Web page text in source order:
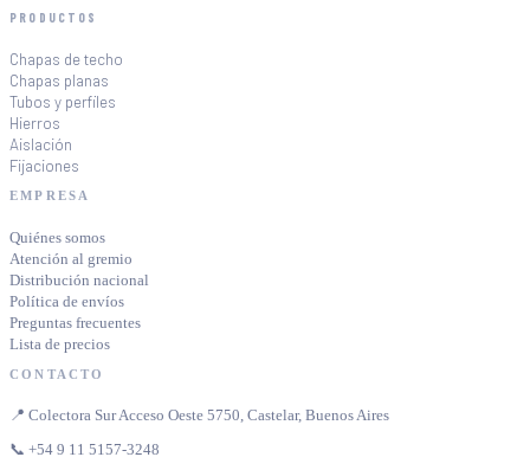
PRODUCTOS
Chapas de techo
Chapas planas
Tubos y perfiles
Hierros
Aislación
Fijaciones
EMPRESA
Quiénes somos
Atención al gremio
Distribución nacional
Política de envíos
Preguntas frecuentes
Lista de precios
CONTACTO
📍 Colectora Sur Acceso Oeste 5750, Castelar, Buenos Aires
📞 +54 9 11 5157-3248